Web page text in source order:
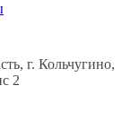
г. Кольчугино,
2